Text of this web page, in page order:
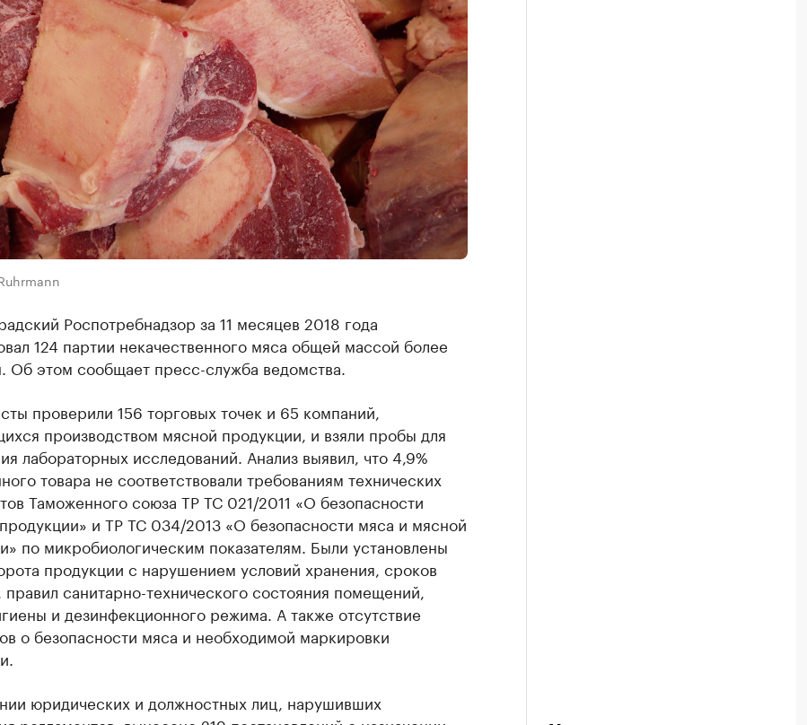
Роспотребнадзор за 11 месяцев 2018 года
124 партии некачественного мяса общей массой более
Об этом сообщает пресс-служба ведомства.
проверили 156 торговых точек и 65 компаний,
производством мясной продукции, и взяли пробы для
лабораторных исследований. Анализ выявил, что 4,9%
товара не соответствовали требованиям технических
Таможенного союза ТР ТС 021/2011 «О безопасности
и ТР ТС 034/2013 «О безопасности мяса и мясной
по микробиологическим показателям. Были установлены
продукции с нарушением условий хранения, сроков
правил санитарно-технического состояния помещений,
и дезинфекционного режима. А также отсутствие
о безопасности мяса и необходимой маркировки
юридических и должностных лиц, нарушивших